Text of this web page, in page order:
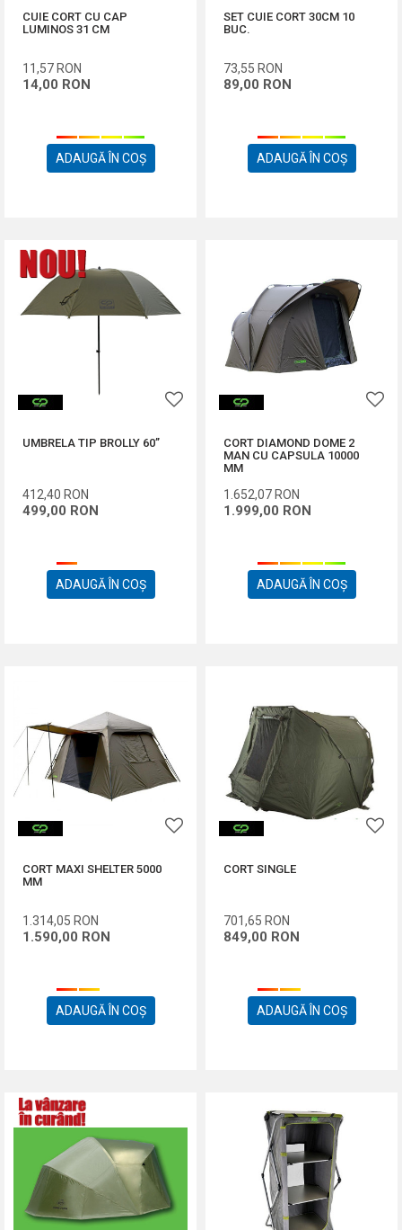
CUIE CORT CU CAP
LUMINOS 31 CM
11,57 RON
14,00 RON
ADAUGĂ ÎN COȘ
SET CUIE CORT 30CM 10
BUC.
73,55 RON
89,00 RON
ADAUGĂ ÎN COȘ
UMBRELA TIP BROLLY 60’’
412,40 RON
499,00 RON
ADAUGĂ ÎN COȘ
CORT DIAMOND DOME 2
MAN CU CAPSULA 10000
MM
1.652,07 RON
1.999,00 RON
ADAUGĂ ÎN COȘ
CORT MAXI SHELTER 5000
MM
1.314,05 RON
1.590,00 RON
ADAUGĂ ÎN COȘ
CORT SINGLE
701,65 RON
849,00 RON
ADAUGĂ ÎN COȘ